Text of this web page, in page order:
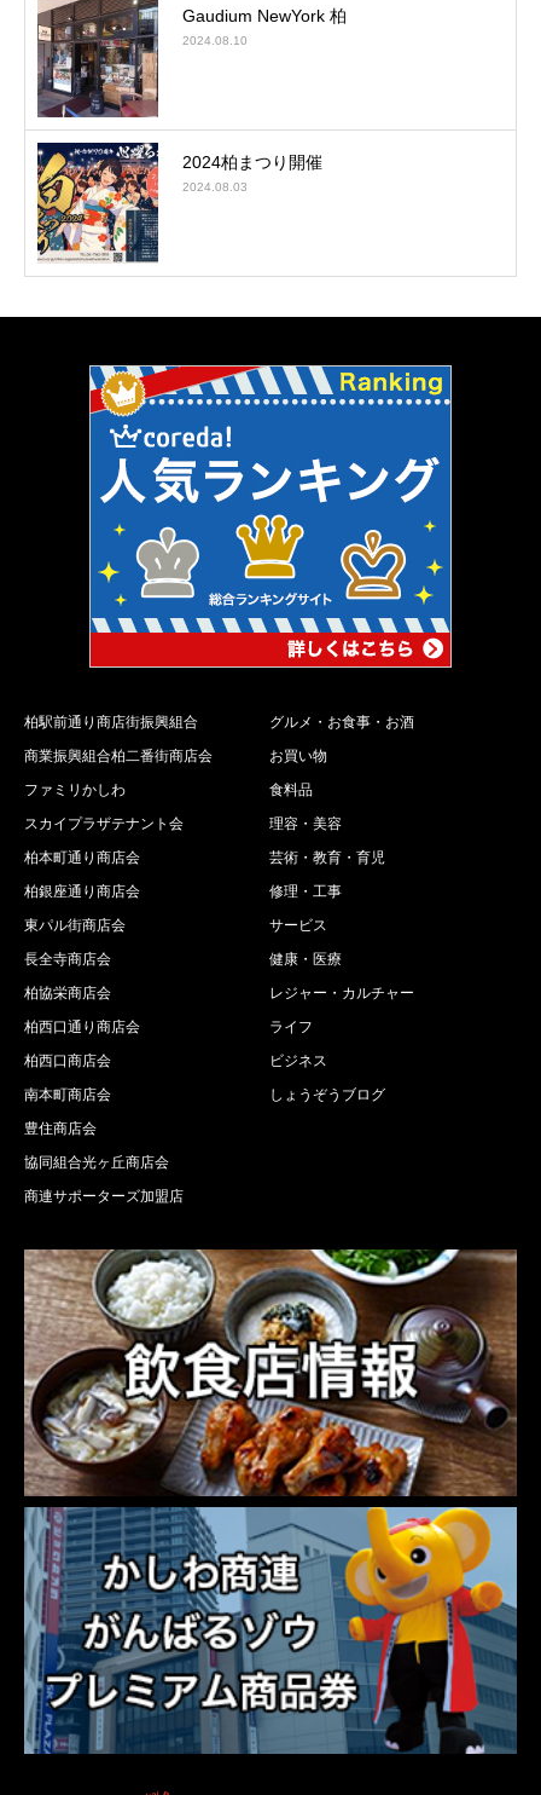
Gaudium NewYork 柏
2024.08.10
2024柏まつり開催
2024.08.03
柏駅前通り商店街振興組合
商業振興組合柏二番街商店会
ファミリかしわ
スカイプラザテナント会
柏本町通り商店会
柏銀座通り商店会
東パル街商店会
長全寺商店会
柏協栄商店会
柏西口通り商店会
柏西口商店会
南本町商店会
豊住商店会
協同組合光ヶ丘商店会
商連サポーターズ加盟店
グルメ・お食事・お酒
お買い物
食料品
理容・美容
芸術・教育・育児
修理・工事
サービス
健康・医療
レジャー・カルチャー
ライフ
ビジネス
しょうぞうブログ